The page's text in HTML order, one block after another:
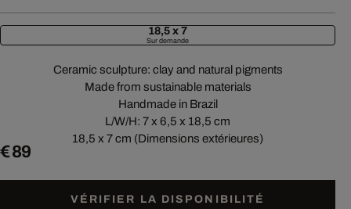
18,5 x 7
Sur demande
Ceramic sculpture: clay and natural pigments
Made from sustainable materials
Handmade in Brazil
L/W/H: 7 x 6,5 x 18,5 cm
18,5 x 7 cm (Dimensions extérieures)
€ 89
VÉRIFIER LA DISPONIBILITÉ